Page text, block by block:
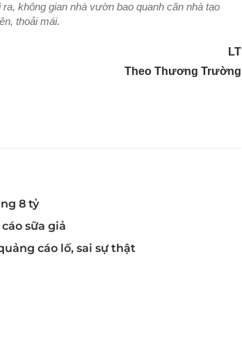
không gian nhà vườn bao quanh căn nhà tạo
thoải mái.
LT
Theo Thương Trường
8 tỷ
sữa giả
cáo lố, sai sự thật